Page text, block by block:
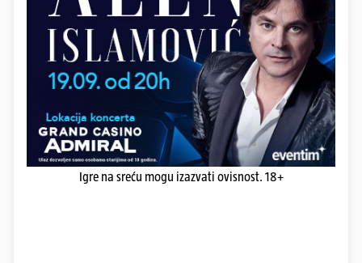
Igre na sreću mogu izazvati ovisnost. 18+